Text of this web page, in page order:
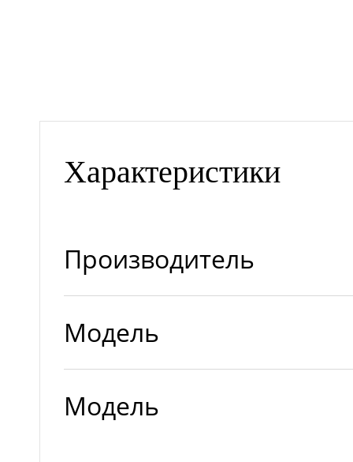
Характеристики
Производитель
Модель
Модель